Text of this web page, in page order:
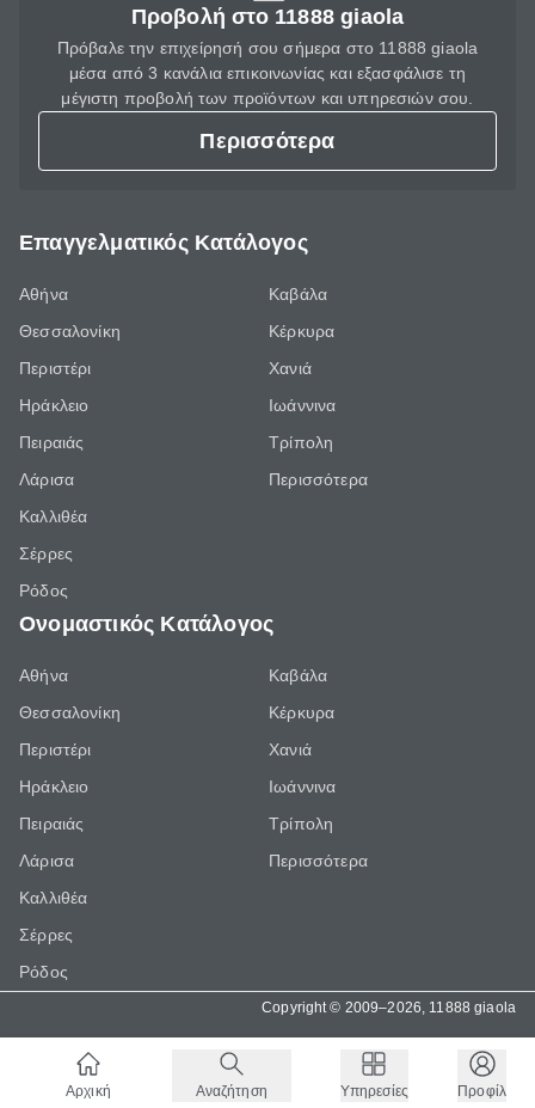
Προβολή στο 11888 giaola
Πρόβαλε την επιχείρησή σου σήμερα στο 11888 giaola
μέσα από 3 κανάλια επικοινωνίας και εξασφάλισε τη
μέγιστη προβολή των προϊόντων και υπηρεσιών σου.
Περισσότερα
Επαγγελματικός Κατάλογος
Αθήνα
Θεσσαλονίκη
Περιστέρι
Ηράκλειο
Πειραιάς
Λάρισα
Καλλιθέα
Σέρρες
Ρόδος
Καβάλα
Κέρκυρα
Χανιά
Ιωάννινα
Τρίπολη
Περισσότερα
Ονομαστικός Κατάλογος
Αθήνα
Θεσσαλονίκη
Περιστέρι
Ηράκλειο
Πειραιάς
Λάρισα
Καλλιθέα
Σέρρες
Ρόδος
Καβάλα
Κέρκυρα
Χανιά
Ιωάννινα
Τρίπολη
Περισσότερα
Copyright © 2009–2026, 11888 giaola
Αρχική Αναζήτηση Υπηρεσίες Προφίλ